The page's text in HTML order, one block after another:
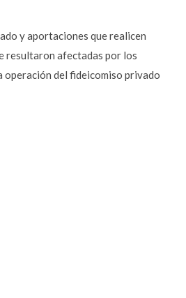
y aportaciones que realicen
resultaron afectadas por los
operación del fideicomiso privado